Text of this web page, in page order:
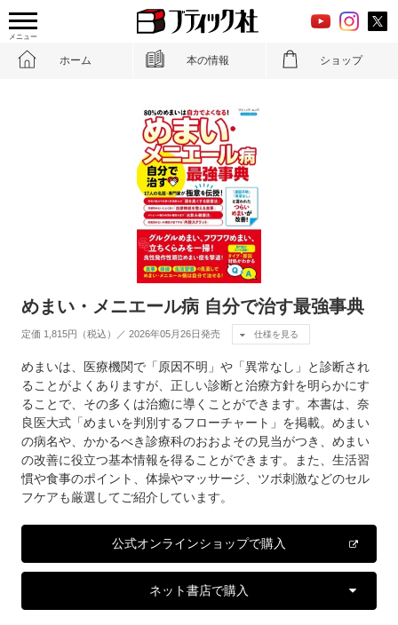
メニュー
ホーム 本の情報 ショップ
めまい・メニエール病 自分で治す最強事典
定価 1,815円（税込）／ 2026年05月26日発売 仕様を見る
めまいは、医療機関で「原因不明」や「異常なし」と診断され
ることがよくありますが、正しい診断と治療方針を明らかにす
ることで、その多くは治癒に導くことができます。本書は、奈
良医大式「めまいを判別するフローチャート」を掲載。めまい
の病名や、かかるべき診療科のおおよその見当がつき、めまい
の改善に役立つ基本情報を得ることができます。また、生活習
慣や食事のポイント、体操やマッサージ、ツボ刺激などのセル
フケアも厳選してご紹介しています。
公式オンラインショップで購入
ネット書店で購入